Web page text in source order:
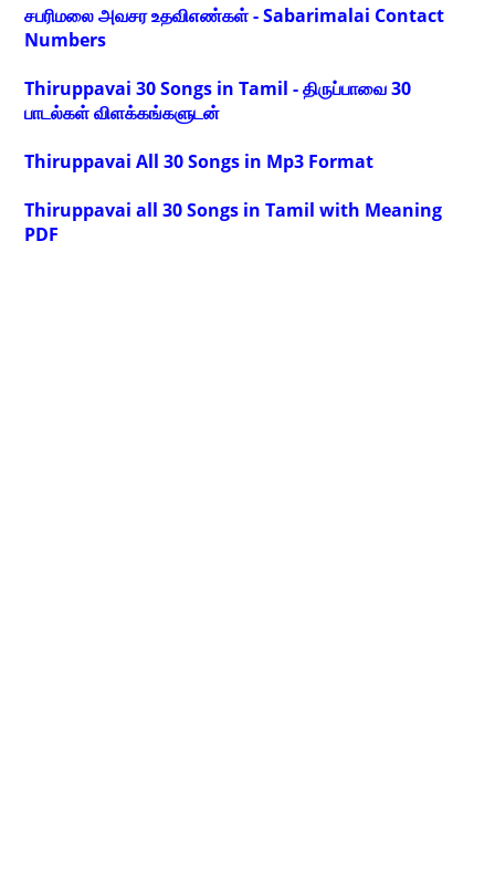
சபரிமலை அவசர உதவிஎண்கள் - Sabarimalai Contact
Numbers
Thiruppavai 30 Songs in Tamil - திருப்பாவை 30
பாடல்கள் விளக்கங்களுடன்
Thiruppavai All 30 Songs in Mp3 Format
Thiruppavai all 30 Songs in Tamil with Meaning
PDF